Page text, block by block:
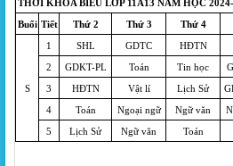
THỜI KHÓA BIỂU LỚP 11A13 NĂM HỌC
Buổi Tiết Thứ 2 Thứ 3 Thứ 4
S
1 SHL GDTC HĐTN
2
GDKT-PL Toán Tin học
3
HĐTN Vật lí Lịch Sử
4
Toán Ngoại ngữ Ngữ văn
5
Lịch Sử Ngữ văn Toán